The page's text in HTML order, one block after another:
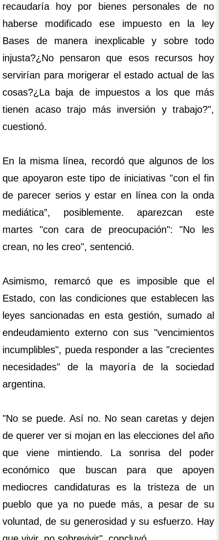
recaudaría hoy por bienes personales de no
haberse modificado ese impuesto en la ley
Bases de manera inexplicable y sobre todo
injusta?¿No pensaron que esos recursos hoy
servirían para morigerar el estado actual de las
cosas?¿La baja de impuestos a los que más
tienen acaso trajo más inversión y trabajo?",
cuestionó.
En la misma línea, recordó que algunos de los
que apoyaron este tipo de iniciativas "con el fin
de parecer serios y estar en línea con la onda
mediática”, posiblemente. aparezcan este
martes "con cara de preocupación": "No les
crean, no les creo", sentenció.
Asimismo, remarcó que es imposible que el
Estado, con las condiciones que establecen las
leyes sancionadas en esta gestión, sumado al
endeudamiento externo con sus "vencimientos
incumplibles", pueda responder a las "crecientes
necesidades" de la mayoría de la sociedad
argentina.
"No se puede. Así no. No sean caretas y dejen
de querer ver si mojan en las elecciones del año
que viene mintiendo. La sonrisa del poder
económico que buscan para que apoyen
mediocres candidaturas es la tristeza de un
pueblo que ya no puede más, a pesar de su
voluntad, de su generosidad y su esfuerzo. Hay